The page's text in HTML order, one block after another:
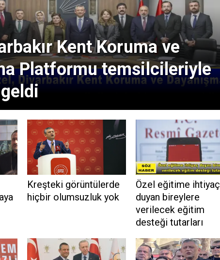
Kent Koruma ve
Platformu temsilcileriyle
Kreşteki görüntülerde
hiçbir olumsuzluk yok
Özel eğitime ihtiyaç
duyan bireylere
verilecek eğitim
desteği tutarları